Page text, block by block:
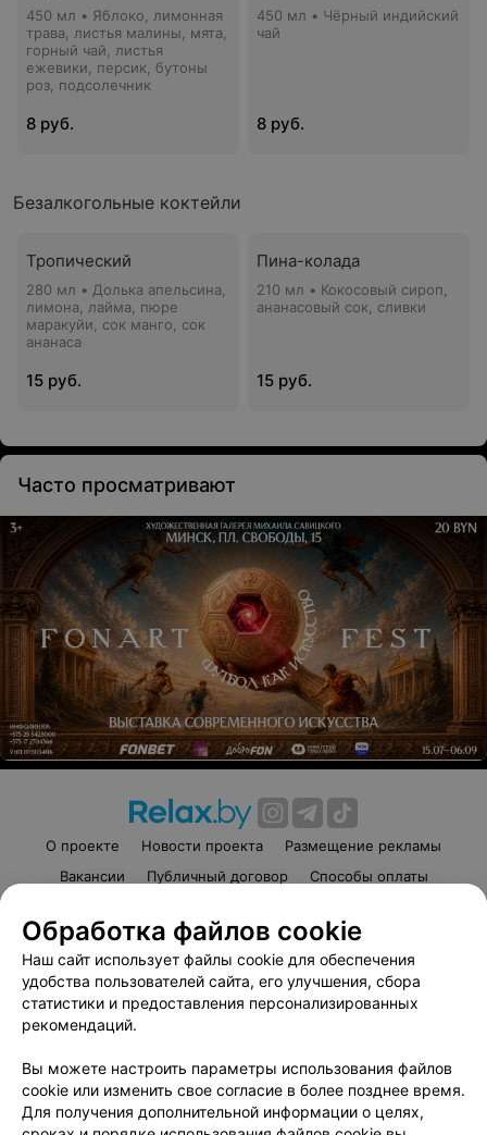
450 мл • Яблоко, лимонная
трава, листья малины, мята,
горный чай, листья
ежевики, персик, бутоны
роз, подсолечник
8 руб.
450 мл • Чёрный индийский
чай
8 руб.
Безалкогольные коктейли
Тропический
280 мл • Долька апельсина,
лимона, лайма, пюре
маракуйи, сок манго, сок
ананаса
15 руб.
Пина-колада
210 мл • Кокосовый сироп,
ананасовый сок, сливки
15 руб.
Часто просматривают
О проекте Новости проекта
Размещение рекламы
Вакансии
Публичный договор
Способы оплаты
«Афиша»
Пользовательское соглашение
Написать в поддержку
Связаться по вопросам сотрудничества
Персональные настройки cookie
Обработка персональных данных
Обработка файлов cookie
Наш сайт использует файлы cookie для обеспечения
удобства пользователей сайта, его улучшения, сбора
статистики и предоставления персонализированных
рекомендаций.
Вы можете настроить параметры использования файлов
cookie или изменить свое согласие в более позднее время.
Для получения дополнительной информации о целях,